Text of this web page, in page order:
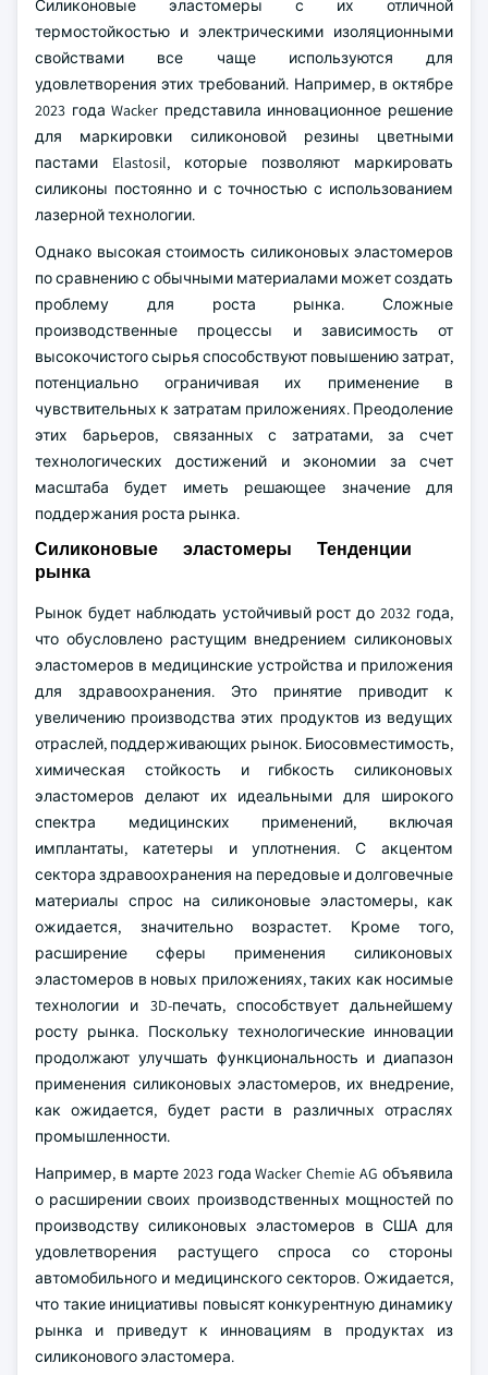
Силиконовые эластомеры с их отличной
термостойкостью и электрическими изоляционными
свойствами все чаще используются для
удовлетворения этих требований. Например, в октябре
2023 года Wacker представила инновационное решение
для маркировки силиконовой резины цветными
пастами Elastosil, которые позволяют маркировать
силиконы постоянно и с точностью с использованием
лазерной технологии.
Однако высокая стоимость силиконовых эластомеров
по сравнению с обычными материалами может создать
проблему для роста рынка. Сложные
производственные процессы и зависимость от
высокочистого сырья способствуют повышению затрат,
потенциально ограничивая их применение в
чувствительных к затратам приложениях. Преодоление
этих барьеров, связанных с затратами, за счет
технологических достижений и экономии за счет
масштаба будет иметь решающее значение для
поддержания роста рынка.
Силиконовые эластомеры Тенденции
рынка
Рынок будет наблюдать устойчивый рост до 2032 года,
что обусловлено растущим внедрением силиконовых
эластомеров в медицинские устройства и приложения
для здравоохранения. Это принятие приводит к
увеличению производства этих продуктов из ведущих
отраслей, поддерживающих рынок. Биосовместимость,
химическая стойкость и гибкость силиконовых
эластомеров делают их идеальными для широкого
спектра медицинских применений, включая
имплантаты, катетеры и уплотнения. С акцентом
сектора здравоохранения на передовые и долговечные
материалы спрос на силиконовые эластомеры, как
ожидается, значительно возрастет. Кроме того,
расширение сферы применения силиконовых
эластомеров в новых приложениях, таких как носимые
технологии и 3D-печать, способствует дальнейшему
росту рынка. Поскольку технологические инновации
продолжают улучшать функциональность и диапазон
применения силиконовых эластомеров, их внедрение,
как ожидается, будет расти в различных отраслях
промышленности.
Например, в марте 2023 года Wacker Chemie AG объявила
о расширении своих производственных мощностей по
производству силиконовых эластомеров в США для
удовлетворения растущего спроса со стороны
автомобильного и медицинского секторов. Ожидается,
что такие инициативы повысят конкурентную динамику
рынка и приведут к инновациям в продуктах из
силиконового эластомера.